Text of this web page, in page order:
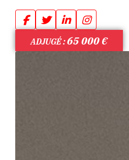
ADJUGÉ :65 000€